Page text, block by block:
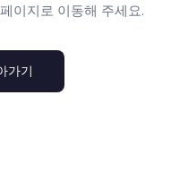
이지로 이동해 주세요.
가기